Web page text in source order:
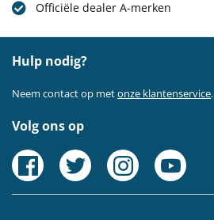
Officiële dealer A-merken
Hulp nodig?
Neem contact op metonze klantenservice.
Volg ons op